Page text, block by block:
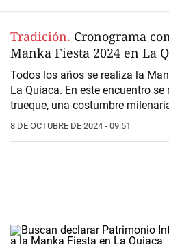
Tradición. Cronograma
Manka Fiesta 2024 en La
Todos los años se realiza la
La Quiaca. En este encuentro
trueque, una costumbre
8 DE OCTUBRE DE 2024 - 09:51